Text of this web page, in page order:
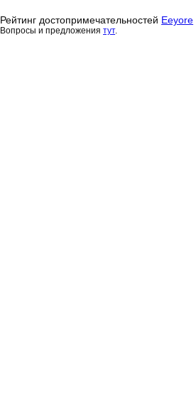
Рейтинг достопримечательностей Eeyore
Вопросы и предложениятут.